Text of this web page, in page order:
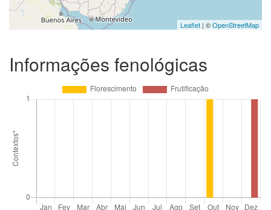
Leaflet | ©OpenStreetMap
Informações fenológicas